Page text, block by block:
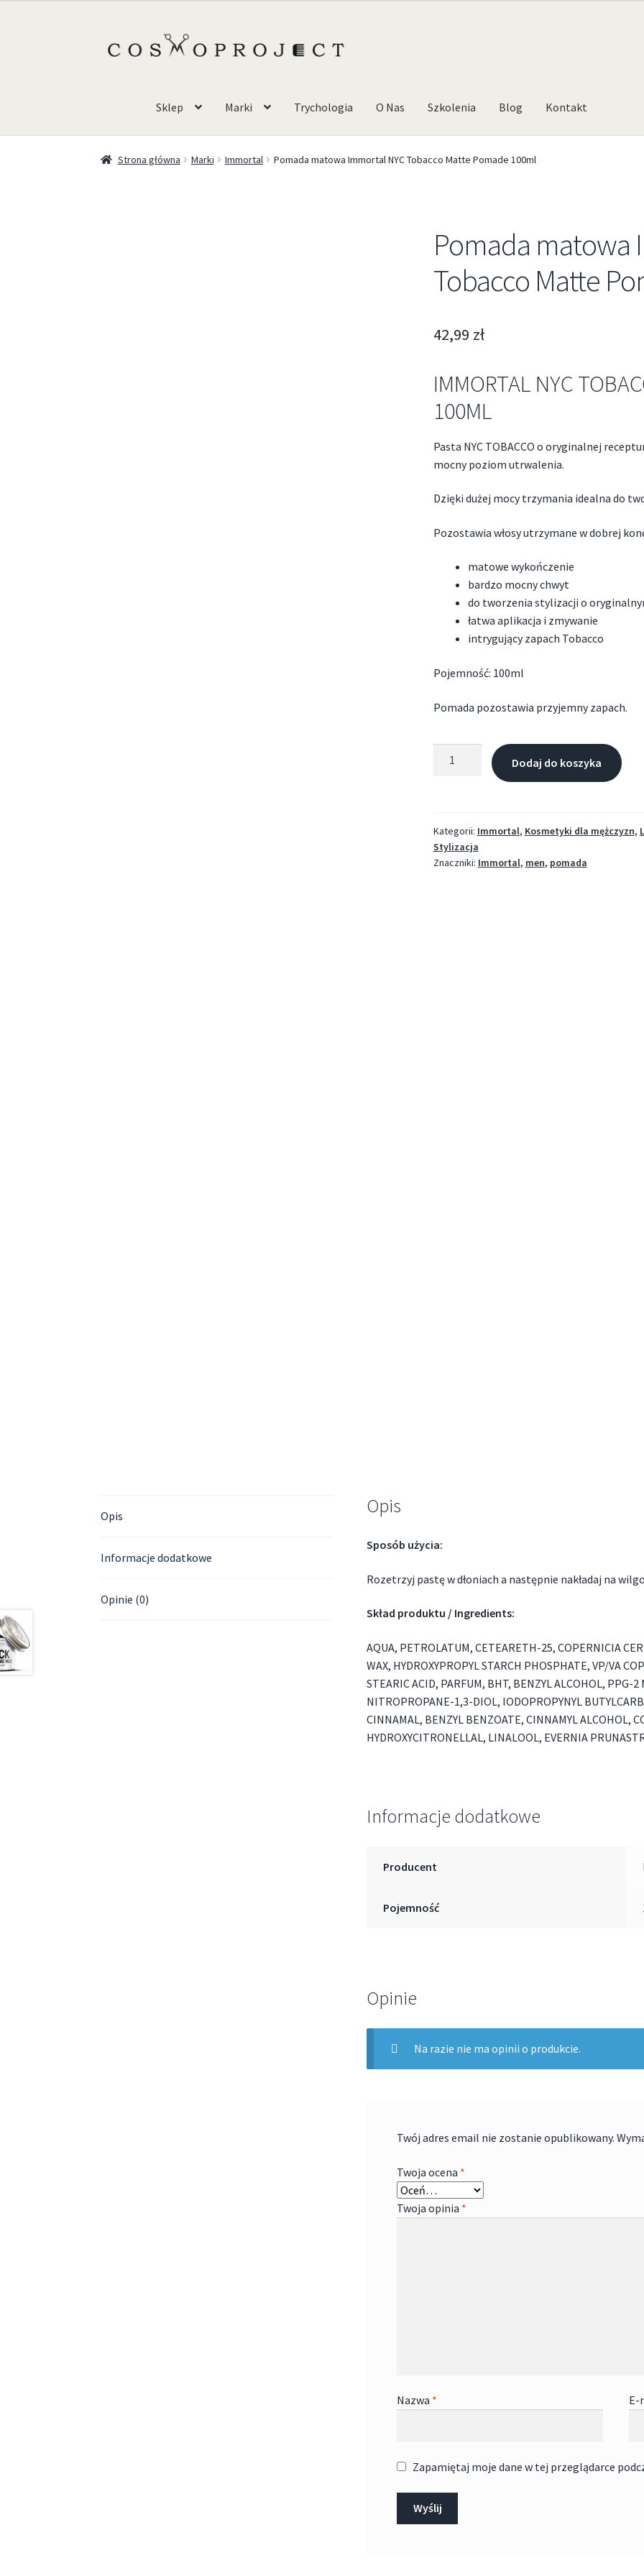
Sklep Marki Trychologia O Nas Szkolenia Blog Kontakt
Strona główna Marki Immortal Pomada matowa Immortal NYC Tobacco Matte Pomade 100ml
Pomada matowa
Tobacco Matte
42,99 zł
IMMORTAL NYC
100ML
Pasta NYC TOBACCO o oryginalnej
mocny poziom utrwalenia.
Dzięki dużej mocy trzymania idealna do
Pozostawia włosy utrzymane w dobrej
matowe wykończenie
bardzo mocny chwyt
do tworzenia stylizacji o
łatwa aplikacja i zmywanie
intrygujący zapach Tobacco
Pojemność: 100ml
Pomada pozostawia przyjemny zapach.
Dodaj do koszyka
Kategorii: Immortal, Kosmetyki dla mężczyzn,
Stylizacja
Znaczniki: Immortal, men, pomada
Opis
Informacje dodatkowe
Opinie (0)
Opis
Sposób użycia:
Rozetrzyj pastę w dłoniach a następnie nakładaj na
Skład produktu / Ingredients:
AQUA, PETROLATUM, CETEARETH-25, COPERNICIA
WAX, HYDROXYPROPYL STARCH PHOSPHATE, VP/VA
STEARIC ACID, PARFUM, BHT, BENZYL ALCOHOL, PPG-
NITROPROPANE-1,3-DIOL, IODOPROPYNYL
CINNAMAL, BENZYL BENZOATE, CINNAMYL ALCOHOL,
HYDROXYCITRONELLAL, LINALOOL, EVERNIA
Informacje dodatkowe
Producent
Pojemność
Opinie
Na razie nie ma opinii o produkcie.
Twój adres email nie zostanie opublikowany.
Twoja ocena *
Twoja opinia *
Nazwa * E-
Zapamiętaj moje dane w tej przeglądarce